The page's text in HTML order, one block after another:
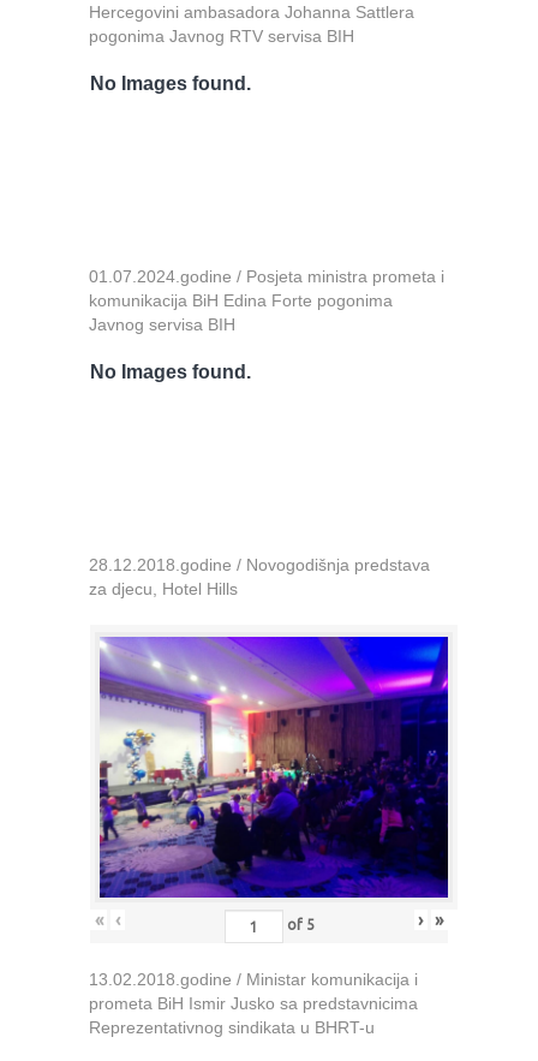
Hercegovini ambasadora Johanna Sattlera
pogonima Javnog RTV servisa BIH
No Images found.
01.07.2024.godine / Posjeta ministra prometa i
komunikacija BiH Edina Forte pogonima
Javnog servisa BIH
No Images found.
28.12.2018.godine / Novogodišnja predstava
za djecu, Hotel Hills
« ‹ of 5 › »
13.02.2018.godine / Ministar komunikacija i
prometa BiH Ismir Jusko sa predstavnicima
Reprezentativnog sindikata u BHRT-u